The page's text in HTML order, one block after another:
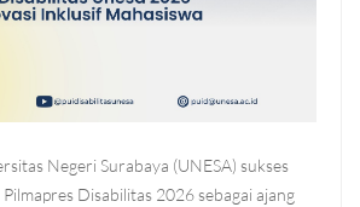
Negeri Surabaya (UNESA) sukses
Disabilitas 2026 sebagai ajang